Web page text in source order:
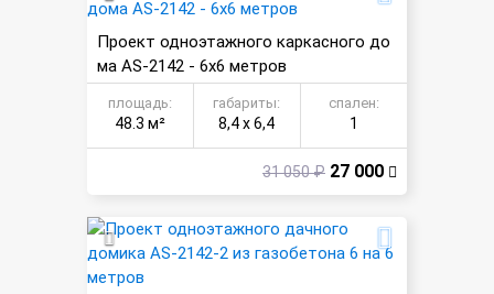
Проект одноэтажного каркасного до
ма AS-2142 - 6x6 метров
площадь:
48.3 м²
габариты:
8,4 х 6,4
спален:
1
31 050 ₽ 27 000